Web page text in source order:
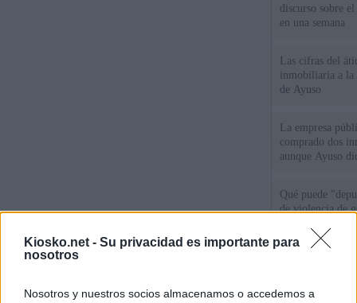
Kiosko.net - Su privacidad es importante para
nosotros
Nosotros y nuestros socios almacenamos o accedemos a
discurso sobre
en una semana
Las cifras del
inmobiliaria a la
de Ayuso
La empresa
comprado dos
aunque Ayuso
Qué puede
de violencia de
intemperie"